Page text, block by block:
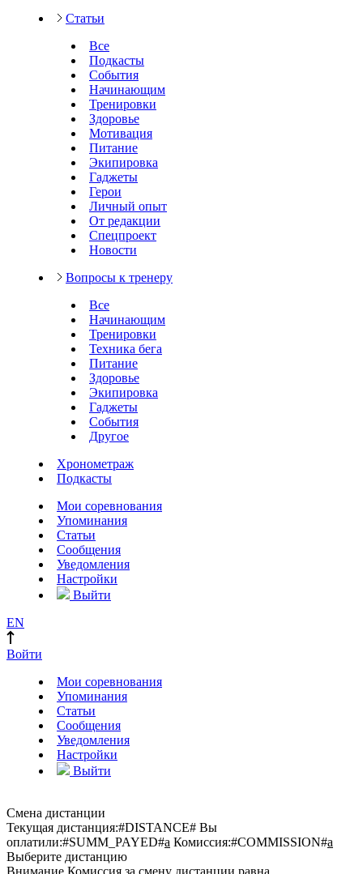
Статьи
Все
Подкасты
События
Начинающим
Тренировки
Здоровье
Мотивация
Питание
Экипировка
Гаджеты
Герои
Личный опыт
От редакции
Спецпроект
Новости
Вопросы к тренеру
Все
Начинающим
Тренировки
Техника бега
Питание
Здоровье
Экипировка
Гаджеты
События
Другое
Хронометраж
Подкасты
Мои соревнования
Упоминания
Статьи
Сообщения
Уведомления
Настройки
Выйти
EN
Войти
Мои соревнования
Упоминания
Статьи
Сообщения
Уведомления
Настройки
Выйти
Смена дистанции
Текущая дистанция:#DISTANCE# Вы
оплатили:#SUMM_PAYED#a Комиссия:#COMMISSION#a
Выберите дистанцию